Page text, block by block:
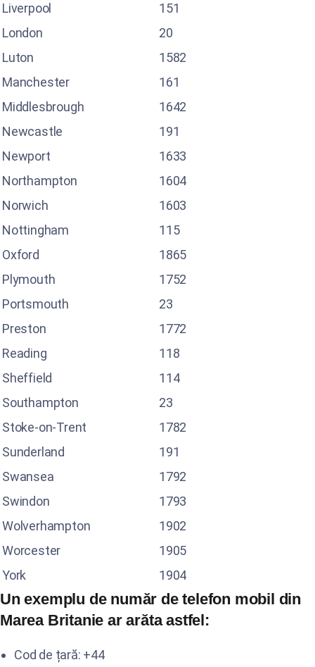
Liverpool
151
London
20
Luton
1582
Manchester
161
Middlesbrough
1642
Newcastle
191
Newport
1633
Northampton
1604
Norwich
1603
Nottingham
115
Oxford
1865
Plymouth
1752
Portsmouth
23
Preston
1772
Reading
118
Sheffield
114
Southampton
23
Stoke-on-Trent
1782
Sunderland
191
Swansea
1792
Swindon
1793
Wolverhampton
1902
Worcester
1905
York
1904
Un exemplu de număr de telefon mobil din
Marea Britanie ar arăta astfel:
Cod de țară: +44